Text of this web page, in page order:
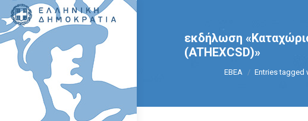
εκδήλωση
(ATHEXCSD)»
You are here:
ΕΒΕΑ Entries tagged